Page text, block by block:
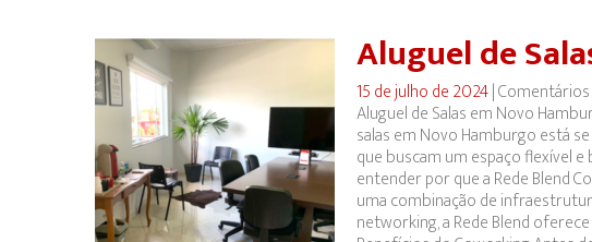
Aluguel de
15 de julho de 2024|
Aluguel de Salas em Novo
salas em Novo Hamburgo está
que buscam um espaço flexível
entender por que a Rede Blend
uma combinação de
networking, a Rede Blend